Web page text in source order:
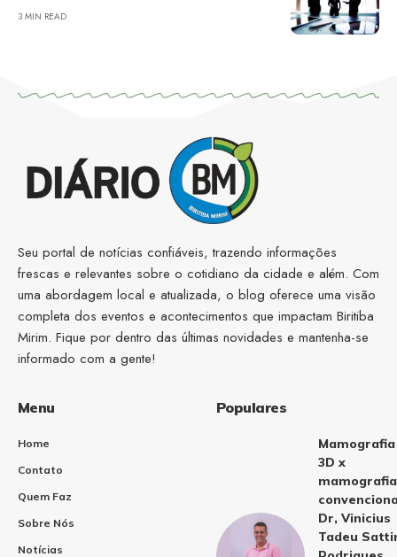
3 MIN READ
Seu portal de notícias confiáveis, trazendo informações
frescas e relevantes sobre o cotidiano da cidade e além. Com
uma abordagem local e atualizada, o blog oferece uma visão
completa dos eventos e acontecimentos que impactam Biritiba
Mirim. Fique por dentro das últimas novidades e mantenha-se
informado com a gente!
Menu
Home
Contato
Quem Faz
Sobre Nós
Notícias
Populares
Mamografia
3D x
mamografia
Dr, Vinicius
Tadeu